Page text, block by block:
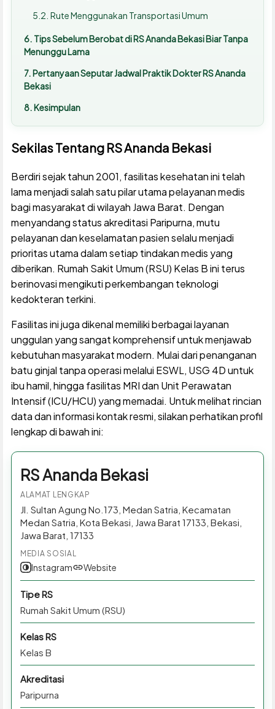
Rute Menggunakan Transportasi Umum
Tips Sebelum Berobat di RS Ananda Bekasi Biar Tanpa
Menunggu Lama
Pertanyaan Seputar Jadwal Praktik Dokter RS Ananda
Bekasi
Kesimpulan
Sekilas Tentang RS Ananda Bekasi
Berdiri sejak tahun 2001, fasilitas kesehatan ini telah
lama menjadi salah satu pilar utama pelayanan medis
bagi masyarakat di wilayah Jawa Barat. Dengan
menyandang status akreditasi Paripurna, mutu
pelayanan dan keselamatan pasien selalu menjadi
prioritas utama dalam setiap tindakan medis yang
diberikan. Rumah Sakit Umum (RSU) Kelas B ini terus
berinovasi mengikuti perkembangan teknologi
kedokteran terkini.
Fasilitas ini juga dikenal memiliki berbagai layanan
unggulan yang sangat komprehensif untuk menjawab
kebutuhan masyarakat modern. Mulai dari penanganan
batu ginjal tanpa operasi melalui ESWL, USG 4D untuk
ibu hamil, hingga fasilitas MRI dan Unit Perawatan
Intensif (ICU/HCU) yang memadai. Untuk melihat rincian
data dan informasi kontak resmi, silakan perhatikan profil
lengkap di bawah ini:
RS Ananda Bekasi
ALAMAT LENGKAP
Jl. Sultan Agung No.173, Medan Satria, Kecamatan
Medan Satria, Kota Bekasi, Jawa Barat 17133, Bekasi,
Jawa Barat, 17133
MEDIA SOSIAL
Instagram Website
Tipe RS
Rumah Sakit Umum (RSU)
Kelas RS
Kelas B
Akreditasi
Paripurna